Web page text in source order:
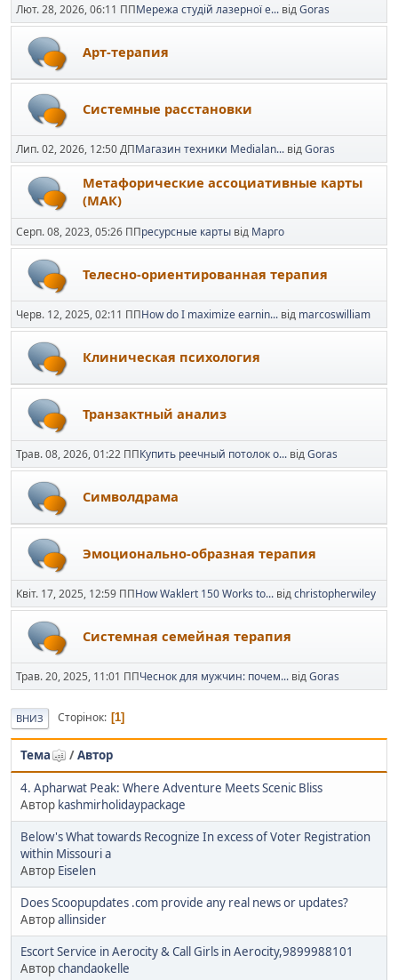
Лют. 28, 2026, 06:11 ППМережа студій лазерної е... відGoras
Арт-терапия
Системные расстановки
Лип. 02, 2026, 12:50 ДПМагазин техники Medialan... відGoras
Метафорические ассоциативные карты
(МАК)
Серп. 08, 2023, 05:26 ППресурсные карты від Марго
Телесно-ориентированная терапия
Черв. 12, 2025, 02:11 ППHow do I maximize earnin... від marcoswilliam
Клиническая психология
Транзактный анализ
Трав. 08, 2026, 01:22 ППКупить реечный потолок о... відGoras
Символдрама
Эмоционально-образная терапия
Квіт. 17, 2025, 12:59 ППHow Waklert 150 Works to... відchristopherwiley
Системная семейная терапия
Трав. 20, 2025, 11:01 ППЧеснок для мужчин: почем... відGoras
ВНИЗ Сторінок 1
Тема /Автор
4. Apharwat Peak: Where Adventure Meets Scenic Bliss
Автор kashmirholidaypackage
Below's What towards Recognize In excess of Voter Registration
within Missouri a
Автор Eiselen
Does Scoopupdates .com provide any real news or updates?
Авторallinsider
Escort Service in Aerocity & Call Girls in Aerocity,9899988101
Авторchandaokelle